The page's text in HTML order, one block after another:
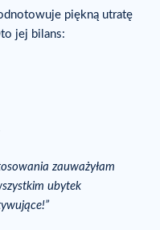
piękną utratę
jej bilans:
zauważyłam
ubytek